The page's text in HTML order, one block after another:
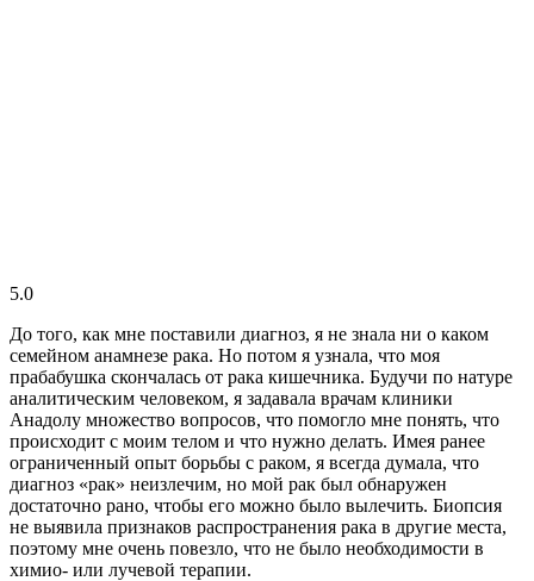
5.0
До того, как мне поставили диагноз, я не знала ни о каком
семейном анамнезе рака. Но потом я узнала, что моя
прабабушка скончалась от рака кишечника. Будучи по натуре
аналитическим человеком, я задавала врачам клиники
Анадолу множество вопросов, что помогло мне понять, что
происходит с моим телом и что нужно делать. Имея ранее
ограниченный опыт борьбы с раком, я всегда думала, что
диагноз «рак» неизлечим, но мой рак был обнаружен
достаточно рано, чтобы его можно было вылечить. Биопсия
не выявила признаков распространения рака в другие места,
поэтому мне очень повезло, что не было необходимости в
химио- или лучевой терапии.